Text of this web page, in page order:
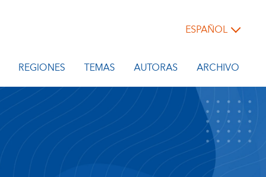
ESPAÑOL
REGIONES TEMAS AUTORAS ARCHIVO